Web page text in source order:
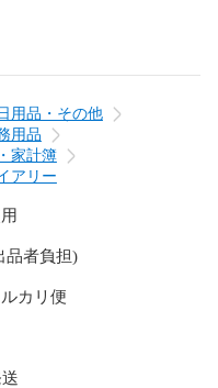
用品・その他
用品
家計簿
アリー
品者負担)
カリ便